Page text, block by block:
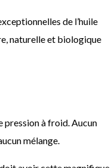
de l’huile
naturelle et biologique
à froid. Aucun
mélange.